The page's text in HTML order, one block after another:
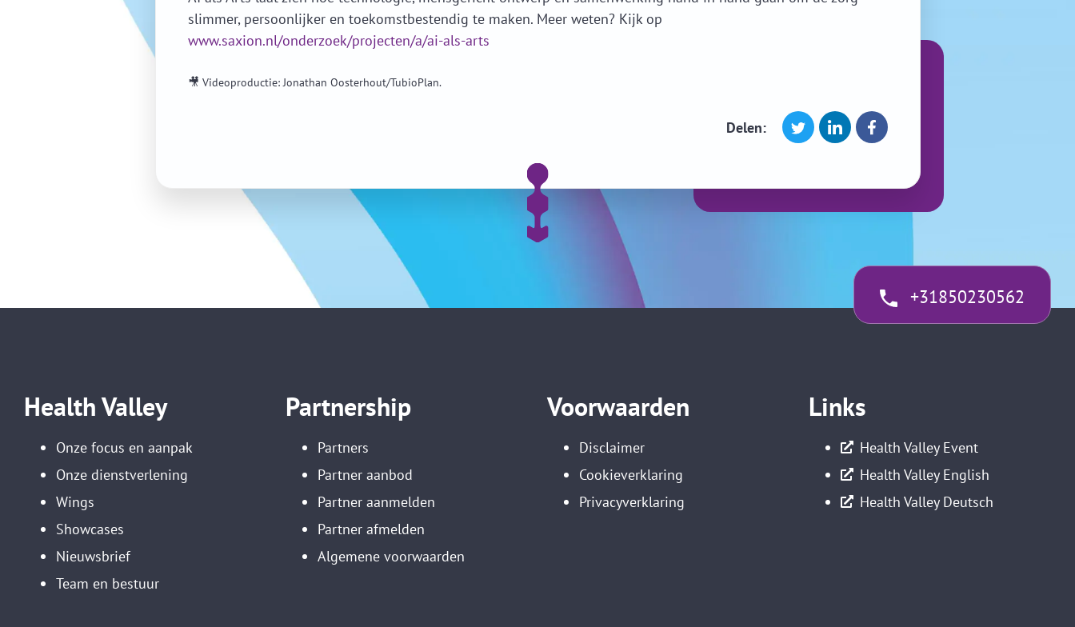
slimmer, persoonlijker en toekomstbestendig te maken. Meer weten? Kijk op
www.saxion.nl/onderzoek/projecten/a/ai-als-arts
🎥 Videoproductie: Jonathan Oosterhout/TubioPlan.
Delen:
+31850230562
Health Valley
Onze focus en aanpak
Onze dienstverlening
Wings
Showcases
Nieuwsbrief
Team en bestuur
Partnership
Partners
Partner aanbod
Partner aanmelden
Partner afmelden
Algemene voorwaarden
Voorwaarden
Disclaimer
Cookieverklaring
Privacyverklaring
Links
Health Valley Event
Health Valley English
Health Valley Deutsch